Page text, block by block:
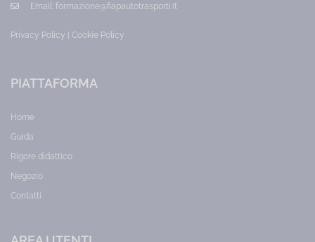
Email: formazione@fiapautotrasporti.it
Privacy Policy Cookie Policy
PIATTAFORMA
Home
Guida
Rigore didattico
Negozio
Contatti